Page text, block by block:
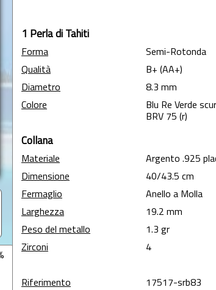
1 Perla di Tahiti
Forma
Semi-Rotonda
Qualità
B+ (AA+)
Diametro
8.3 mm
Colore
Blu Re Verde
BRV 75 (r)
Collana
Materiale
Argento .925
Dimensione
40/43.5 cm
Fermaglio
Anello a Molla
Larghezza
19.2 mm
Peso del metallo
1.3 gr
Zirconi
4
Riferimento 17517-srb83